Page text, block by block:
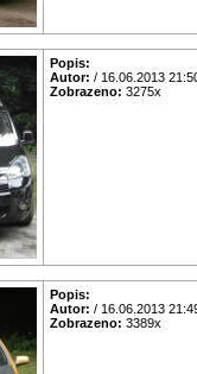
Popis:
Autor: / 16.06.2013
Zobrazeno: 3275x
Popis:
Autor: / 16.06.2013
Zobrazeno: 3389x